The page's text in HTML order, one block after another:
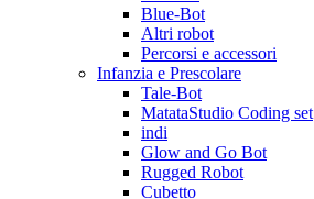
Blue-Bot
Altri robot
Percorsi e accessori
Infanzia e Prescolare
Tale-Bot
MatataStudio Coding set
indi
Glow and Go Bot
Rugged Robot
Cubetto